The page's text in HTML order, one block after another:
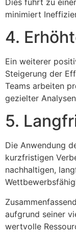
minimiert
4.
Ein weiterer
Steigerung der
Teams arbeiten
gezielter
5.
Die Anwendung
kurzfristigen
nachhaltigen,
aufgrund seiner
wertvolle